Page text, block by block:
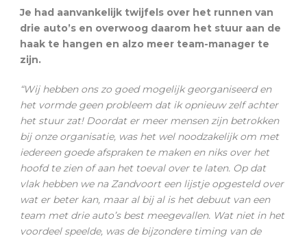
Je had aanvankelijk twijfels over het runnen van
drie auto’s en overwoog daarom het stuur aan de
haak te hangen en alzo meer team-manager te
zijn.
“Wij hebben ons zo goed mogelijk georganiseerd en
het vormde geen probleem dat ik opnieuw zelf achter
het stuur zat! Doordat er meer mensen zijn betrokken
bij onze organisatie, was het wel noodzakelijk om met
iedereen goede afspraken te maken en niks over het
hoofd te zien of aan het toeval over te laten. Op dat
vlak hebben we na Zandvoort een lijstje opgesteld over
wat er beter kan, maar al bij al is het debuut van een
team met drie auto’s best meegevallen. Wat niet in het
voordeel speelde, was de bijzondere timing van de